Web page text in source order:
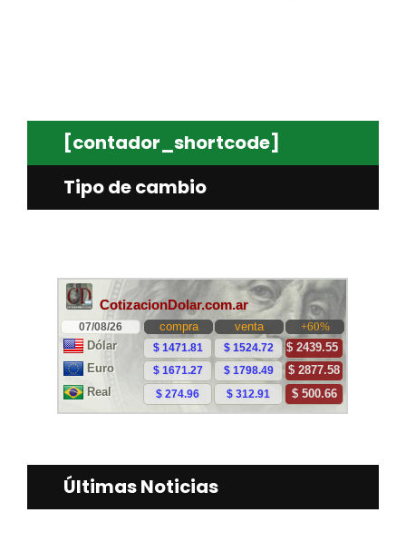
[contador_shortcode]
Tipo de cambio
Últimas Noticias